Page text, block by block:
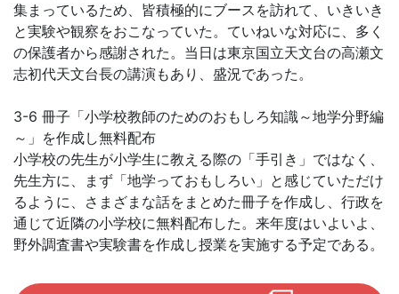
集まっているため、皆積極的にブースを訪れて、いきいき
と実験や観察をおこなっていた。ていねいな対応に、多く
の保護者から感謝された。当日は東京国立天文台の高瀬文
志初代天文台長の講演もあり、盛況であった。
3-6 冊子「小学校教師のためのおもしろ知識～地学分野編
～」を作成し無料配布
小学校の先生が小学生に教える際の「手引き」ではなく、
先生方に、まず「地学っておもしろい」と感じていただけ
るように、さまざまな話をまとめた冊子を作成し、行政を
通じて近隣の小学校に無料配布した。来年度はいよいよ、
野外調査書や実験書を作成し授業を実施する予定である。